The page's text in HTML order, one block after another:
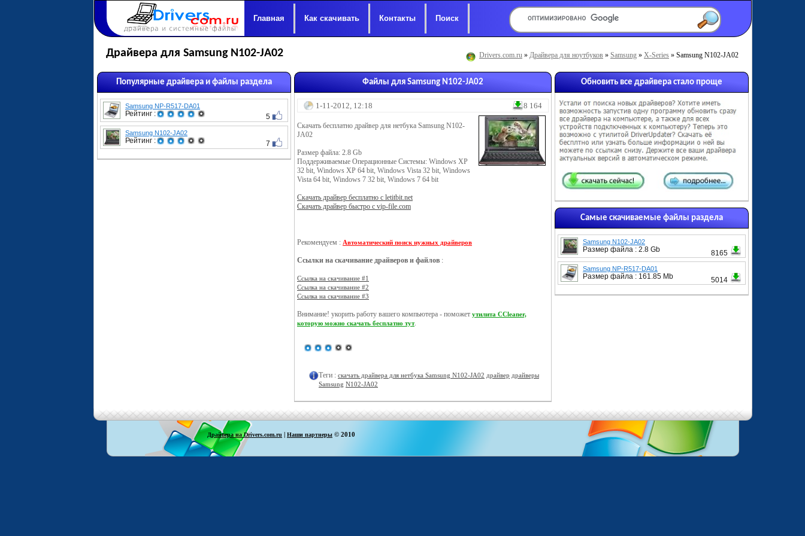
Главная Как скачивать Контакты Поиск
Драйвера для Samsung N102-JA02 Drivers.com.ru » Драйвера для ноутбуков » Samsung » X-Series » Samsung N102-JA02
Популярные драйвера и файлы раздела
Samsung NP-R517-DA01
Рейтинг : 5
Samsung N102-JA02
Рейтинг : 7
Обновить все драйвера стало проще
Самые скачиваемые файлы раздела
Samsung N102-JA02
Размер файла : 2.8 Gb 8165
Samsung NP-R517-DA01
Размер файла : 161.85 Mb 5014
Файлы для Samsung N102-JA02
1-11-2012, 12:18 8 164
Скачать бесплатно драйвер для нетбука Samsung N102-
JA02
Размер файла: 2.8 Gb
Поддерживаемые Операционные Системы: Windows XP
32 bit, Windows XP 64 bit, Windows Vista 32 bit, Windows
Vista 64 bit, Windows 7 32 bit, Windows 7 64 bit
Скачать драйвер бесплатно с letitbit.net
Скачать драйвер быстро с vip-file.com
Рекомендуем : Автоматический поиск нужных драйверов
Ссылки на скачивание драйверов и файлов :
Ссылка на скачивание #1
Ссылка на скачивание #2
Ссылка на скачивание #3
Внимание! укорить работу вашего компьютера - поможет утилита CCleaner,
которую можно скачать бесплатно тут.
Теги : скачать драйвера для нетбука Samsung N102-JA02 драйвер драйверы
Samsung N102-JA02
Драйвера на Drivers.com.ru | Наши партнеры © 2010